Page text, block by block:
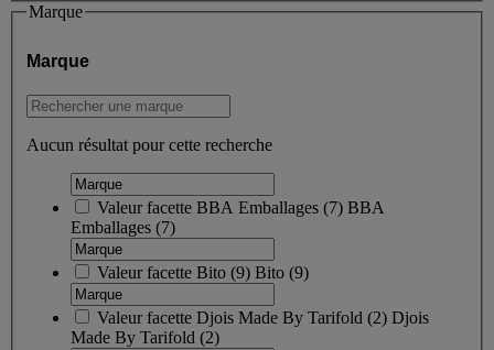
Marque
Marque
Aucun résultat pour cette recherche
Valeur facette BBA Emballages (7) BBA
Emballages (7)
Valeur facette Bito (9) Bito (9)
Valeur facette Djois Made By Tarifold (2) Djois
Made By Tarifold (2)